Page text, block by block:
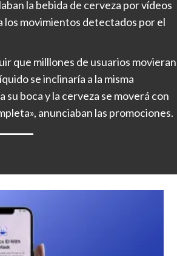
la bebida de cerveza por vídeos
los movimientos detectados por el
que milllones de usuarios movieran
se inclinaría a la misma
boca y la cerveza se moverá con
anunciaban las promociones.